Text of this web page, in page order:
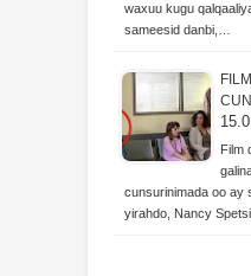
waxuu kugu
sameesid danbi,…
Film
cunsurinimada oo ay
yirahdo, Nancy